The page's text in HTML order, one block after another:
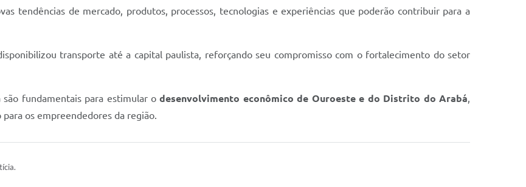
tendências de mercado, produtos, processos, tecnologias e experiências que poderão contribuir para a
transporte até a capital paulista, reforçando seu compromisso com o fortalecimento do setor
são fundamentais para estimular odesenvolvimento econômico de Ouroeste e do Distrito do Arabá,
os empreendedores da região.